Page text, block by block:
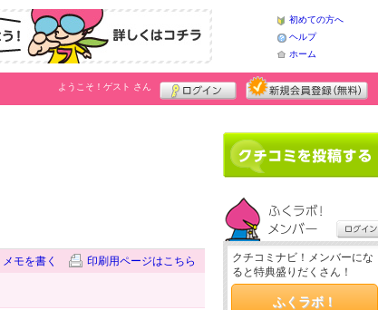
初めての方へ
ヘルプ
ホーム
ようこそ！ ゲスト さん
メモを書く 印刷用ページはこちら
クチコミナビ！メンバーにな
ると特典盛りだくさん！
ふくラボ！